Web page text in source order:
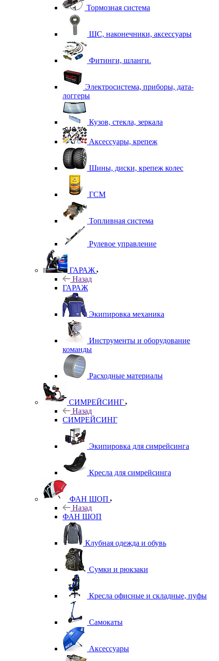
Тормозная система
ШС, наконечники, аксессуары
Фитинги, шланги.
Электросистема, приборы, дата-
логгеры
Кузов, стекла, зеркала
Аксессуары, крепеж
Шины, диски, крепеж колес
ГСМ
Топливная система
Рулевое управление
ГАРАЖ
Назад
ГАРАЖ
Экипировка механика
Инструменты и оборудование
команды
Расходные материалы
СИМРЕЙСИНГ
Назад
СИМРЕЙСИНГ
Экипировка для симрейсинга
Кресла для симрейсинга
ФАН ШОП
Назад
ФАН ШОП
Клубная одежда и обувь
Сумки и рюкзаки
Кресла офисные и складные, пуфы
Самокаты
Аксессуары